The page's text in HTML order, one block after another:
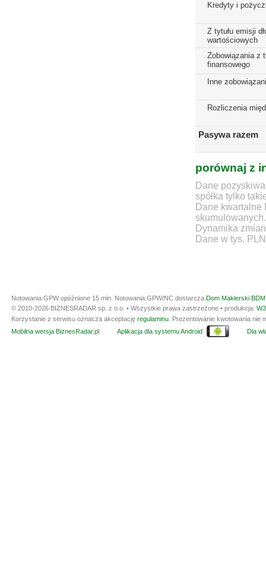
Kredyty i
Z tytułu emisji
wartościowych
Zobowiązania z
finansowego
Inne
Rozliczenia
Pasywa razem
porównaj z
Dane
spółka tylko
Dane
skumulowanych.
Dynamika
Dane w tys. PLN
Notowania GPW opóźnione 15 min. Notowania GPW/NC dostarcza Dom Maklerski
© 2010-2026 BIZNESRADAR sp. z o.o. • Wszystkie prawa zastrzeżone • produkcja:
Korzystanie z serwisu oznacza akceptację regulaminu . Prezentowanie kwotowania
Mobilna wersja BiznesRadar.pl
Aplikacja dla systemu Android Dla